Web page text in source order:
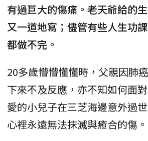
有過巨大的傷痛。老天爺給的
又一道地寫；儘管有些人生功
都做不完。
20多歲懵懵懂懂時，父親因肺
下來不及反應，亦不知如何面
愛的小兒子在三芝海邊意外過
心裡永遠無法抹滅與癒合的傷。